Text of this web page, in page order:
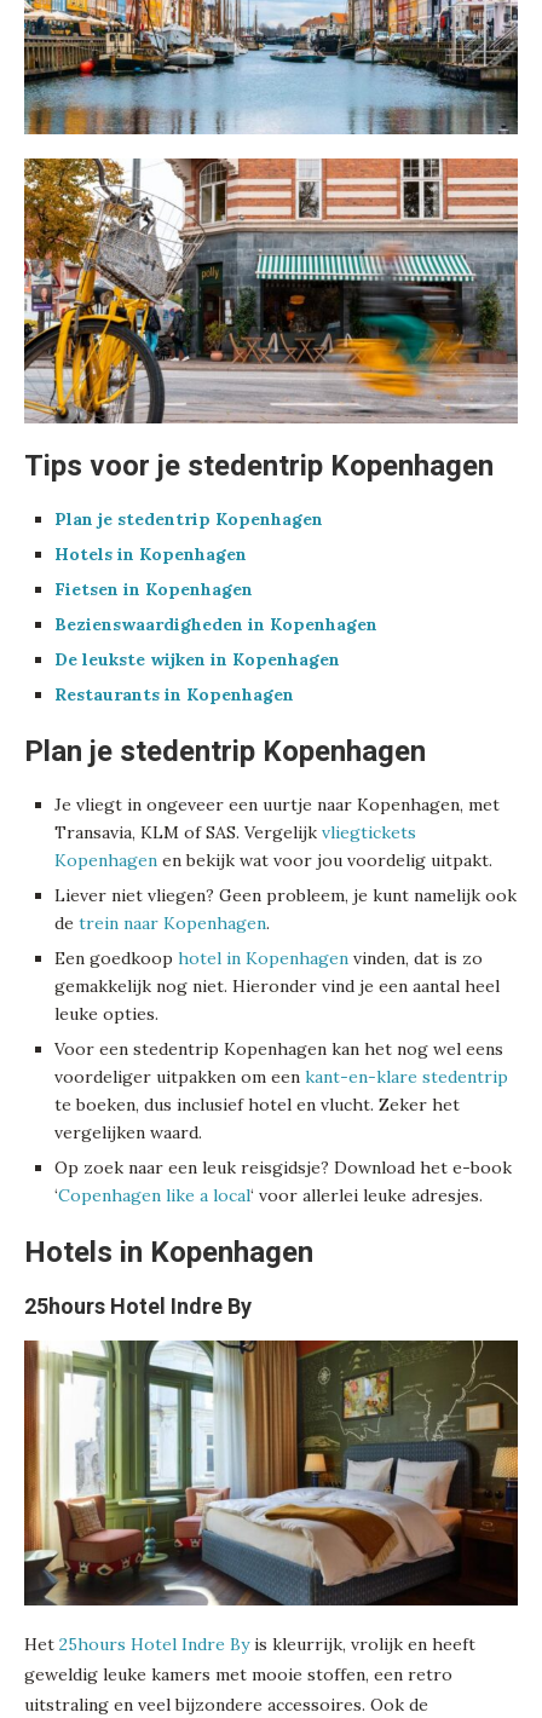
Tips voor je stedentrip Kopenhagen
Plan je stedentrip Kopenhagen
Hotels in Kopenhagen
Fietsen in Kopenhagen
Bezienswaardigheden in Kopenhagen
De leukste wijken in Kopenhagen
Restaurants in Kopenhagen
Plan je stedentrip Kopenhagen
Je vliegt in ongeveer een uurtje naar Kopenhagen, met
Transavia, KLM of SAS. Vergelijk vliegtickets
Kopenhagen en bekijk wat voor jou voordelig uitpakt.
Liever niet vliegen? Geen probleem, je kunt namelijk ook
de trein naar Kopenhagen.
Een goedkoop hotel in Kopenhagen vinden, dat is zo
gemakkelijk nog niet. Hieronder vind je een aantal heel
leuke opties.
Voor een stedentrip Kopenhagen kan het nog wel eens
voordeliger uitpakken om een kant-en-klare stedentrip
te boeken, dus inclusief hotel en vlucht. Zeker het
vergelijken waard.
Op zoek naar een leuk reisgidsje? Download het e-book
‘Copenhagen like a local‘ voor allerlei leuke adresjes.
Hotels in Kopenhagen
25hours Hotel Indre By
Het 25hours Hotel Indre Byis kleurrijk, vrolijk en heeft
geweldig leuke kamers met mooie stoffen, een retro
uitstraling en veel bijzondere accessoires. Ook de